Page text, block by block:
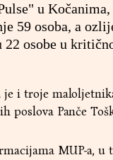
u
59 osoba, a
22 osobe u
i troje
poslova Panče
MUP-a, u